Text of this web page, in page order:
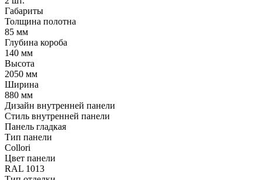
Габариты
Толщина полотна
85 мм
Глубина короба
140 мм
Высота
2050 мм
Ширина
880 мм
Дизайн внутренней панели
Стиль внутренней панели
Панель гладкая
Тип панели
Collori
Цвет панели
RAL 1013